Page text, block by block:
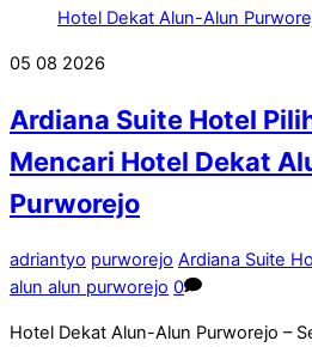
05 08 2026
Ardiana Suite Hotel
Mencari Hotel Dekat
Purworejo
adriantyo purworejo Ardiana Suite
alun alun purworejo 0
Hotel Dekat Alun-Alun Purworejo –